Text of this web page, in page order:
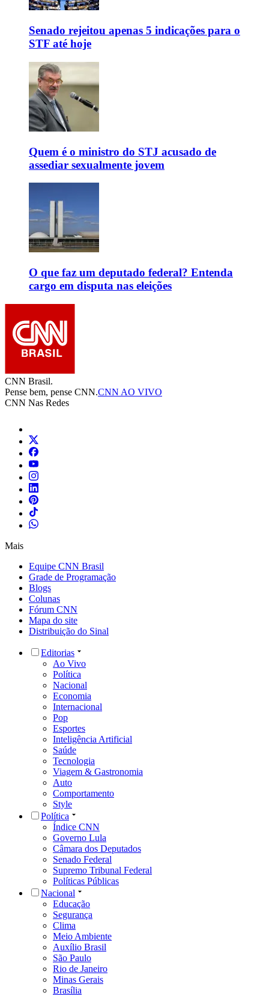
Senado rejeitou apenas 5 indicações para o
STF até hoje
Quem é o ministro do STJ acusado de
assediar sexualmente jovem
O que faz um deputado federal? Entenda
cargo em disputa nas eleições
CNN Brasil.
Pense bem, pense CNN.CNN AO VIVO
CNN Nas Redes
Mais
Equipe CNN Brasil
Grade de Programação
Blogs
Colunas
Fórum CNN
Mapa do site
Distribuição do Sinal
Editorias
Ao Vivo
Política
Nacional
Economia
Internacional
Pop
Esportes
Inteligência Artificial
Saúde
Tecnologia
Viagem & Gastronomia
Auto
Comportamento
Style
Política
Índice CNN
Governo Lula
Câmara dos Deputados
Senado Federal
Supremo Tribunal Federal
Políticas Públicas
Nacional
Educação
Segurança
Clima
Meio Ambiente
Auxílio Brasil
São Paulo
Rio de Janeiro
Minas Gerais
Brasília